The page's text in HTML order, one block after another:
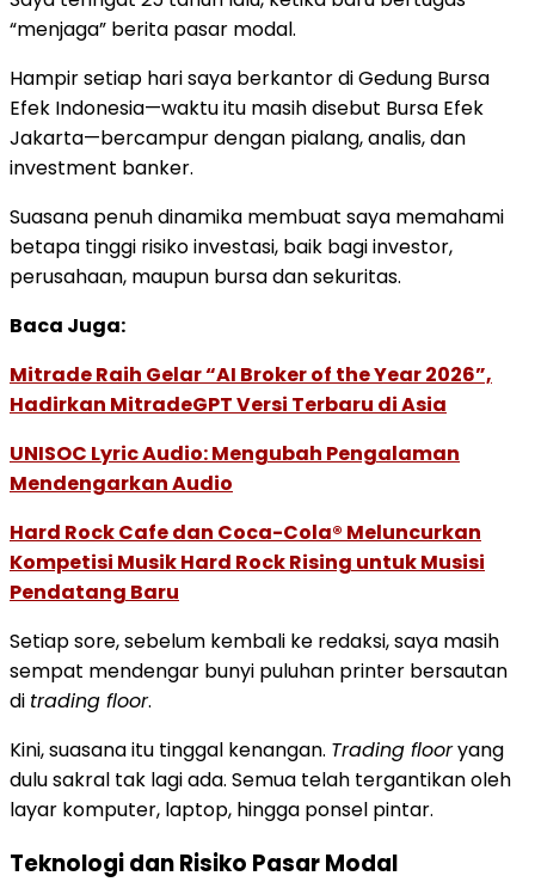
“menjaga” berita pasar modal.
Hampir setiap hari saya berkantor di Gedung Bursa
Efek Indonesia—waktu itu masih disebut Bursa Efek
Jakarta—bercampur dengan pialang, analis, dan
investment banker.
Suasana penuh dinamika membuat saya memahami
betapa tinggi risiko investasi, baik bagi investor,
perusahaan, maupun bursa dan sekuritas.
Baca Juga:
Mitrade Raih Gelar “AI Broker of the Year 2026”,
Hadirkan MitradeGPT Versi Terbaru di Asia
UNISOC Lyric Audio: Mengubah Pengalaman
Mendengarkan Audio
Hard Rock Cafe dan Coca-Cola® Meluncurkan
Kompetisi Musik Hard Rock Rising untuk Musisi
Pendatang Baru
Setiap sore, sebelum kembali ke redaksi, saya masih
sempat mendengar bunyi puluhan printer bersautan
di trading floor.
Kini, suasana itu tinggal kenangan. Trading flooryang
dulu sakral tak lagi ada. Semua telah tergantikan oleh
layar komputer, laptop, hingga ponsel pintar.
Teknologi dan Risiko Pasar Modal